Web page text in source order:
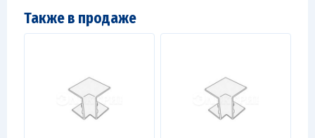
Также в продаже